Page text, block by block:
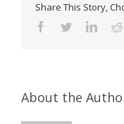
Share This Story,
Facebook
Twitter
About the